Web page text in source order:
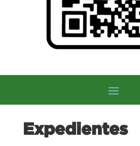
Expedientes